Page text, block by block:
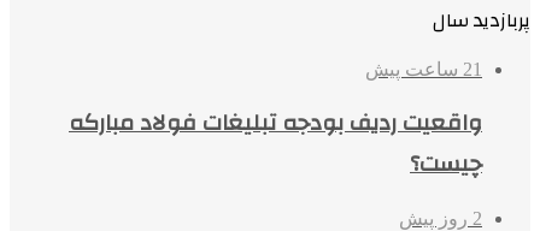
پربازدید سال
21 ساعت پیش
واقعیت ردیف بودجه تبلیغات فولاد مبارکه
چیست؟
2 روز پیش